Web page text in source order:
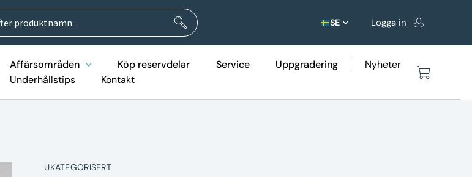
SE Logga in
Affärsområden Köp reservdelar Service Uppgradering
Nyheter
Underhållstips
Kontakt
UKATEGORISERT